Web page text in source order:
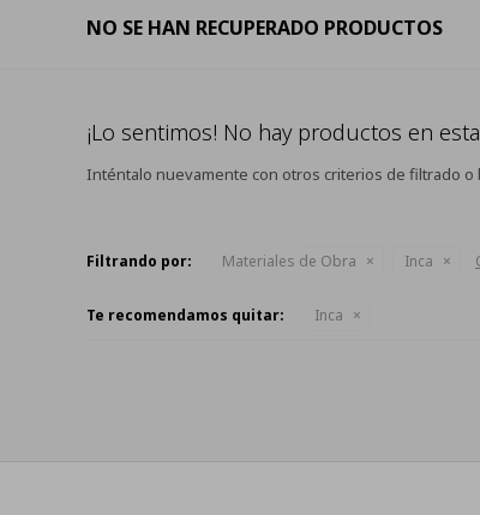
NO SE HAN RECUPERADO PRODUCTOS
¡Lo sentimos! No hay productos en
Inténtalo nuevamente con otros criterios de filtrado
Filtrando por: Materiales de Obra Inca
Te recomendamos quitar: Inca